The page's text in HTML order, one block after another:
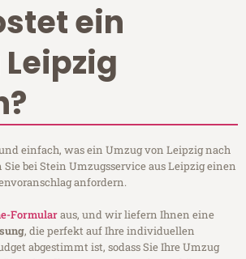
ein
einfach, was ein Umzug von Leipzig nach
bei Stein Umzugsservice aus Leipzig einen
anfordern.
Formularaus, und wir liefern Ihnen eine
, die perfekt auf Ihre individuellen
abgestimmt ist, sodass Sie Ihre Umzug